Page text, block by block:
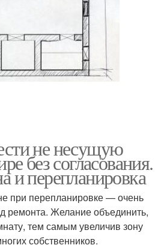
не несущую
без согласования.
и перепланировка
при перепланировке — очень
ремонта. Желание объединить,
тем самым увеличив зону
собственников.